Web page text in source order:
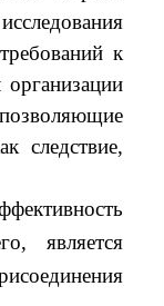
к
следствие,
является